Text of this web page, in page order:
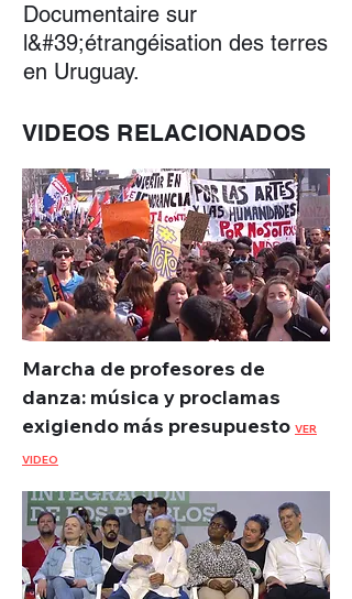
Documentaire sur
l&#39;étrangéisation des terres
en Uruguay.
VIDEOS RELACIONADOS
Marcha de profesores de
danza: música y proclamas
exigiendo más presupuesto VER
VIDEO